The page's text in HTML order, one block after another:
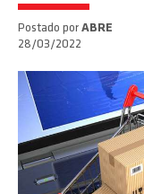
Postado por ABRE
28/03/2022